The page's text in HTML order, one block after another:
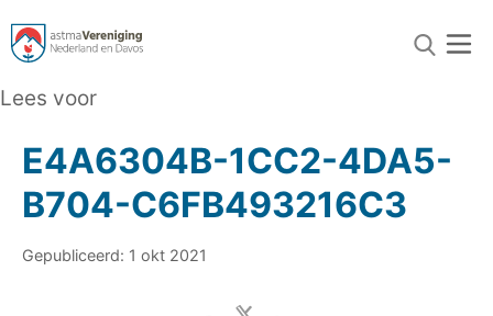
Lees voor
E4A6304B-1CC2-4DA5-
B704-C6FB493216C3
Gepubliceerd: 1 okt 2021